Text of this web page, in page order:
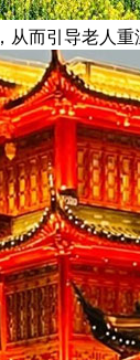
从而引导老人